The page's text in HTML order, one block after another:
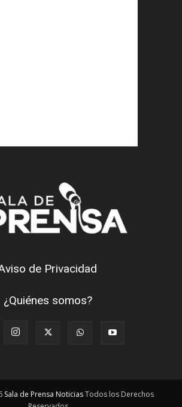
de Privacidad
¿Quiénes somos?
Sala de Prensa NoticiasTodos los Derechos